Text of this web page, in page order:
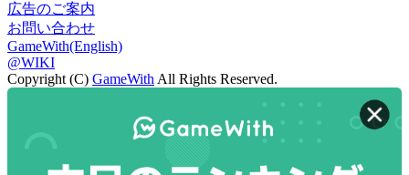
広告のご案内
お問い合わせ
GameWith(English)
@WIKI
Copyright (C) GameWith All Rights Reserved.